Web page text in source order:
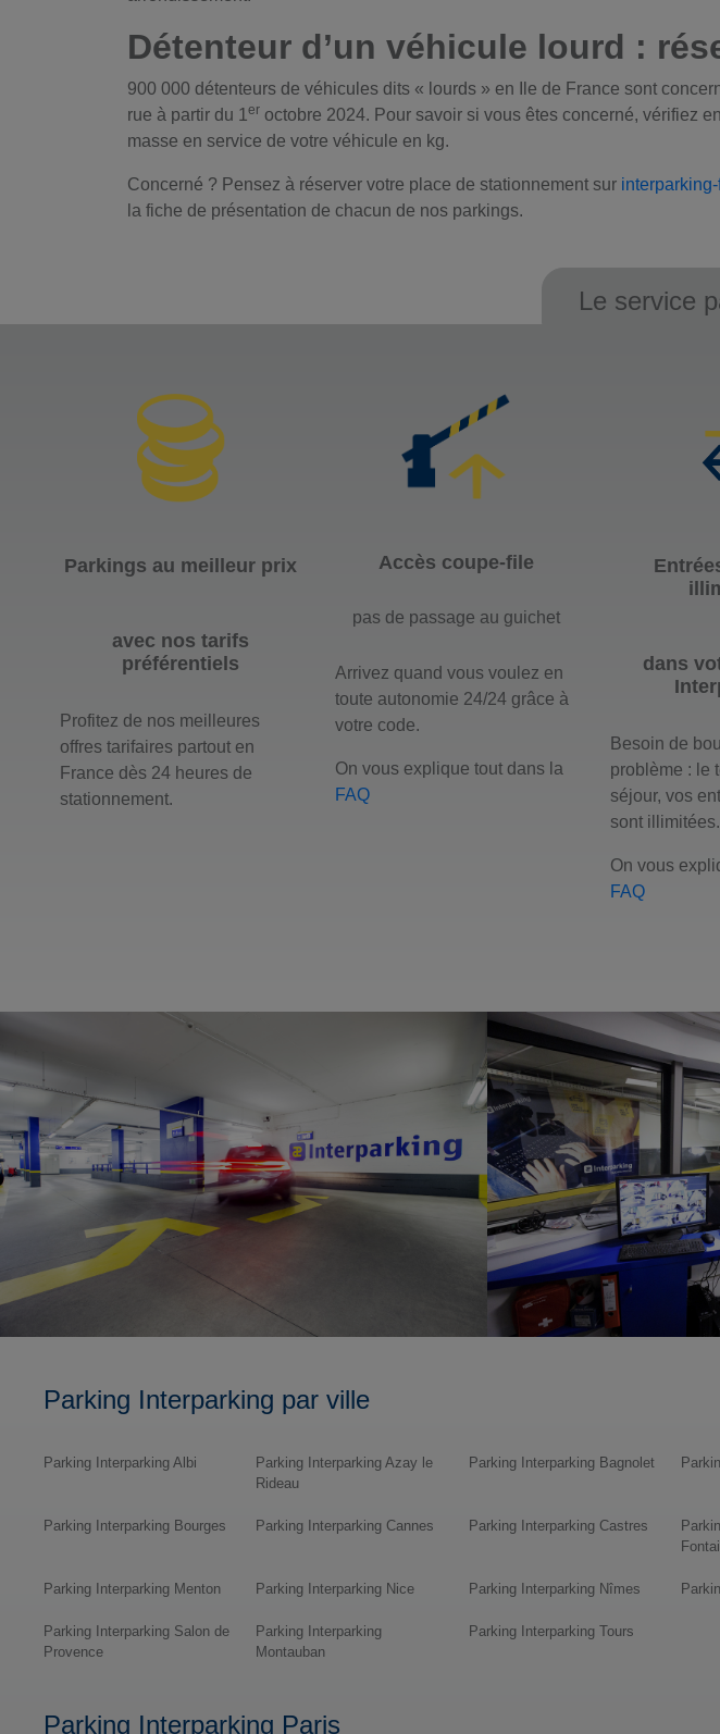
Détenteur d’un véhicule lourd :
900 000 détenteurs de véhicules dits « lourds » en Ile de France sont
rue à partir du 1 er octobre 2024. Pour savoir si vous êtes concerné, vérifiez
masse en service de votre véhicule en kg.
Concerné ? Pensez à réserver votre place de stationnement sur
la fiche de présentation de chacun de nos parkings.
Le service
Parkings au meilleur prix
avec nos tarifs
préférentiels
Profitez de nos meilleures
offres tarifaires partout en
France dès 24 heures de
stationnement.
Accès coupe-file
pas de passage au guichet
Arrivez quand vous voulez en
toute autonomie 24/24 grâce à
votre code.
On vous explique tout dans la
FAQ
dans
Besoin de
problème : le
séjour, vos
sont illimitées.
On vous
FAQ
Parking Interparking par ville
Parking Interparking Albi
Parking Interparking Azay le
Rideau
Parking Interparking Bagnolet
Parking Interparking Bourges Parking Interparking Cannes Parking Interparking Castres
Parking Interparking Menton Parking Interparking Nice Parking Interparking Nîmes
Parking Interparking Salon de
Provence
Parking Interparking
Montauban
Parking Interparking Tours
Parking Interparking Paris